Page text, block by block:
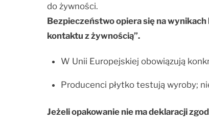
do żywności.
Bezpieczeństwo opiera się na
kontaktu z żywnością”.
W Unii Europejskiej obowiązują
Producenci płytko testują wyroby;
Jeżeli opakowanie nie ma deklaracji